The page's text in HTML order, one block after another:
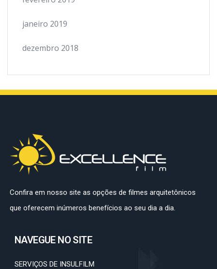
janeiro 2019
dezembro 2018
Confira em nosso site as opções de filmes arquitetônicos
que oferecem inúmeros benefícios ao seu dia a dia.
NAVEGUE NO SITE
SERVIÇOS DE INSULFILM